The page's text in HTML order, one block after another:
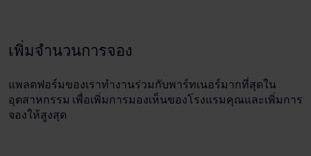
เพิ่มจำนวนการจอง
แพลตฟอร์มของเราทำงานร่วมกับพาร์ทเนอร์มากที่สุดใน
อุตสาหกรรม เพื่อเพิ่มการมองเห็นของโรงแรมคุณและเพิ่มการ
จองให้สูงสุด